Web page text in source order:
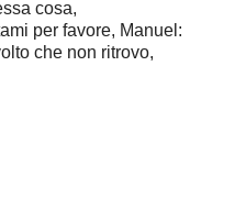
cosa,
per favore, Manuel:
che non ritrovo,